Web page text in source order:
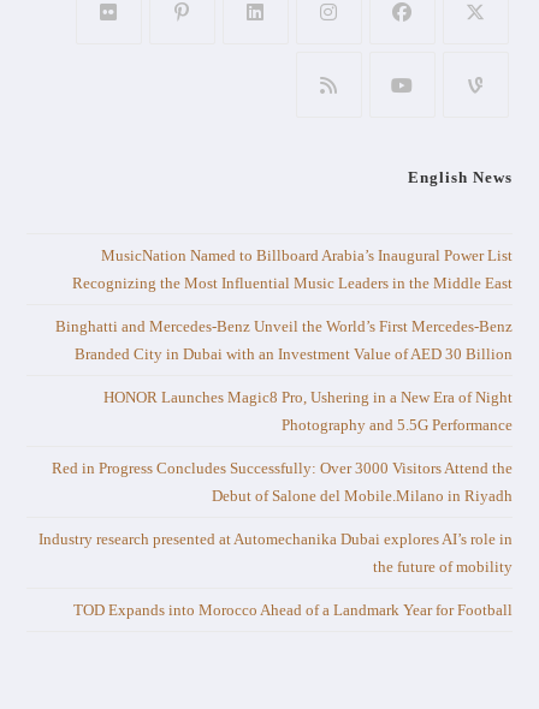
English News
MusicNation Named to Billboard Arabia’s Inaugural Power List
Recognizing the Most Influential Music Leaders in the Middle East
Binghatti and Mercedes-Benz Unveil the World’s First Mercedes-Benz
Branded City in Dubai with an Investment Value of AED 30 Billion
HONOR Launches Magic8 Pro, Ushering in a New Era of Night
Photography and 5.5G Performance
Red in Progress Concludes Successfully: Over 3000 Visitors Attend the
Debut of Salone del Mobile.Milano in Riyadh
Industry research presented at Automechanika Dubai explores AI’s role in
the future of mobility
TOD Expands into Morocco Ahead of a Landmark Year for Football